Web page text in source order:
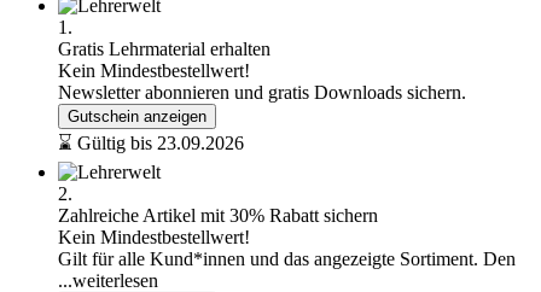
1.
Gratis Lehrmaterial erhalten
Kein Mindestbestellwert!
Newsletter abonnieren und gratis Downloads sichern.
Gutschein anzeigen
⌛ Gültig bis 23.09.2026
2.
Zahlreiche Artikel mit 30% Rabatt sichern
Kein Mindestbestellwert!
Gilt für alle Kund*innen und das angezeigte Sortiment. Den
...weiterlesen